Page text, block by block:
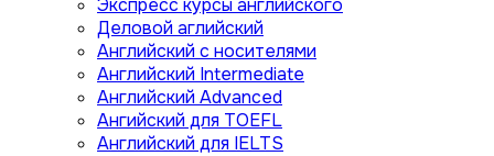
Экспресс курсы английского
Деловой аглийский
Английский с носителями
Английский Intermediate
Английский Advanced
Ангийский для TOEFL
Английский для IELTS